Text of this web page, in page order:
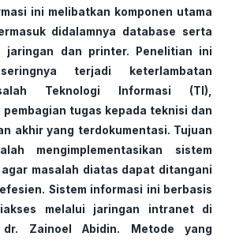
ini melibatkan komponen utama
didalamnya database serta
jaringan dan printer. Penelitian ini
terjadi keterlambatan
Teknologi Informasi (TI),
tugas kepada teknisi dan
akhir yang terdokumentasi. Tujuan
mengimplementasikan sistem
masalah diatas dapat ditangani
Sistem informasi ini berbasis
melalui jaringan intranet di
dr. Zainoel Abidin. Metode yang